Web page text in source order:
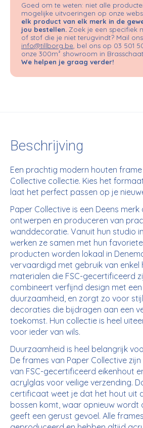
Goed om te weten: niet alle
mogelijke uitvoeringen op onze
elk product van elk merk in de
jou bestellen. Zoek je een specifiek
of stof die je niet terugvindt? Mail
info@tillborg.be , bel ons op 03 501
onze 300m² showroom in
We helpen je graag verder!
Beschrijving
Een prachtig modern houten
Collective collectie. Kies het
laat het perfect passen op je
Paper Collective is een Deens
ontwerpen en produceren van
wanddecoratie. Vanuit hun studio
werken ze samen met hun
producten worden lokaal in
vervaardigd met gebruik van
materialen die FSC-gecertificeerd
combineert verfijnd design met
duurzaamheid, en zorgt zo voor
decoraties die bijdragen aan een
toekomst. Hun collectie is heel
voor ieder van wils.
Duurzaamheid is heel belangrijk
De frames van Paper Collective
van FSC-gecertificeerd eikenhout
acrylglas voor veilige verzending.
certificaat weet je dat het hout uit
bossen komt, waar opnieuw wordt
geeft een gerust gevoel. Alle